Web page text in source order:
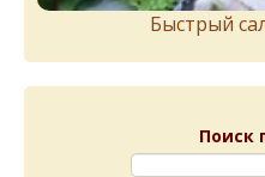
Быстрый
Поиск